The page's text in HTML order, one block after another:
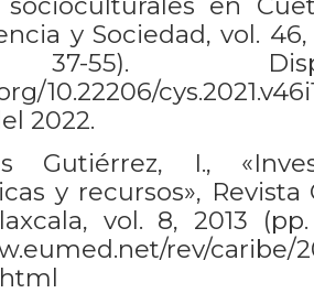
y Sociedad, vol.
55).
10.22206/
2022.
Gutiérrez, I.,
y recursos»,
vol. 8, 2013
rev/caribe/